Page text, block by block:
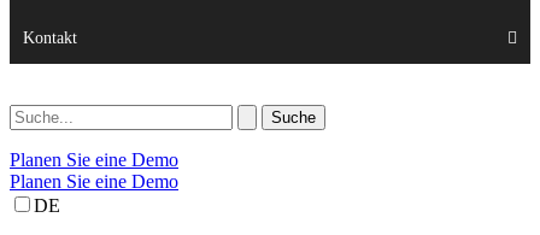
Kontakt
Planen Sie eine Demo
Planen Sie eine Demo
DE